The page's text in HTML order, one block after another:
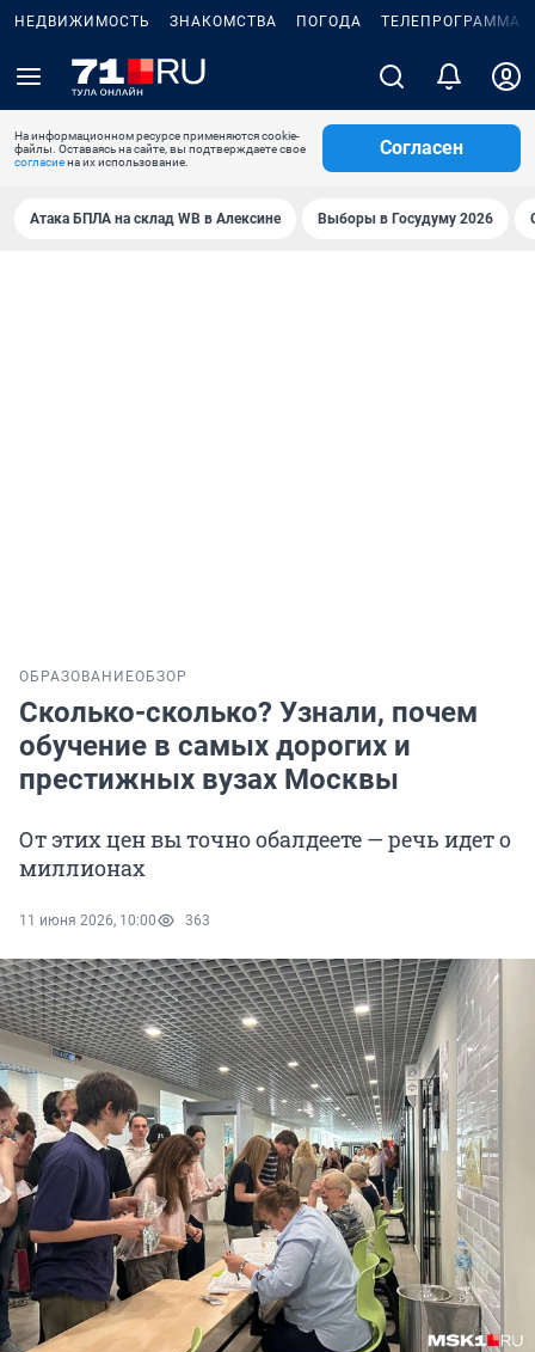
НЕДВИЖИМОСТЬ ЗНАКОМСТВА ПОГОДА ТЕЛЕПРОГРАММА
На информационном ресурсе применяются cookie-
файлы. Оставаясь на сайте, вы подтверждаете свое
согласиена их использование.
Согласен
Атака БПЛА на склад WB в Алексине Выборы в Госудуму 2026
ОБРАЗОВАНИЕОБЗОР
Сколько-сколько? Узнали, почем
обучение в самых дорогих и
престижных вузах Москвы
От этих цен вы точно обалдеете — речь идет о
миллионах
11 июня 2026, 10:00 363